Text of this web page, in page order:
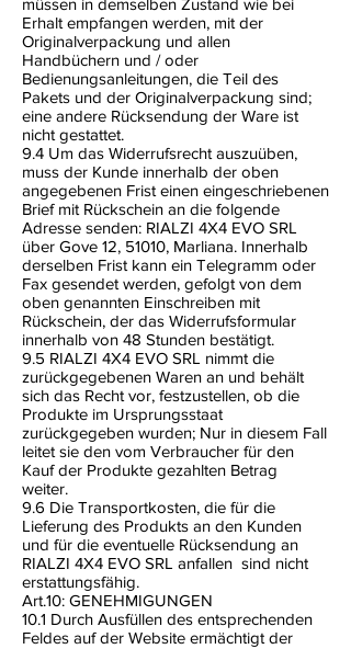
müssen in demselben Zustand wie bei
Erhalt empfangen werden, mit der
Originalverpackung und allen
Handbüchern und / oder
Bedienungsanleitungen, die Teil des
Pakets und der Originalverpackung sind;
eine andere Rücksendung der Ware ist
nicht gestattet.
9.4 Um das Widerrufsrecht auszuüben,
muss der Kunde innerhalb der oben
angegebenen Frist einen eingeschriebenen
Brief mit Rückschein an die folgende
Adresse senden: RIALZI 4X4 EVO SRL
über Gove 12, 51010, Marliana. Innerhalb
derselben Frist kann ein Telegramm oder
Fax gesendet werden, gefolgt von dem
oben genannten Einschreiben mit
Rückschein, der das Widerrufsformular
innerhalb von 48 Stunden bestätigt.
9.5 RIALZI 4X4 EVO SRL nimmt die
zurückgegebenen Waren an und behält
sich das Recht vor, festzustellen, ob die
Produkte im Ursprungsstaat
zurückgegeben wurden; Nur in diesem Fall
leitet sie den vom Verbraucher für den
Kauf der Produkte gezahlten Betrag
weiter.
9.6 Die Transportkosten, die für die
Lieferung des Produkts an den Kunden
und für die eventuelle Rücksendung an
RIALZI 4X4 EVO SRL anfallen sind nicht
erstattungsfähig.
Art.10: GENEHMIGUNGEN
10.1 Durch Ausfüllen des entsprechenden
Feldes auf der Website ermächtigt der